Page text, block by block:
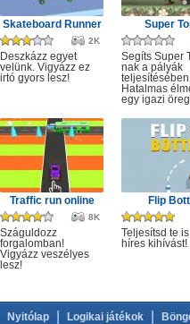
Skateboard Runner
2K
Deszkázz egyet
velünk. Vigyázz ez
irtó gyors lesz!
Super
Segíts Super
nak a pályák
Hatalmas
egy igazi
Traffic run online
8K
Száguldozz
forgalomban!
Vigyázz veszélyes
lesz!
Flip
Teljesítsd te
híres kihívást!
Nyitólap Logikai játékok